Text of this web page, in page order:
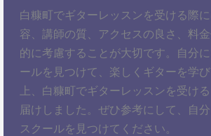
白糠町でギターレッスンを受ける際
容、講師の質、アクセスの良さ、料
的に考慮することが大切です。自分
ールを見つけて、楽しくギターを学
上、白糠町でギターレッスンを受け
届けしました。ぜひ参考にして、自
スクールを見つけてください。